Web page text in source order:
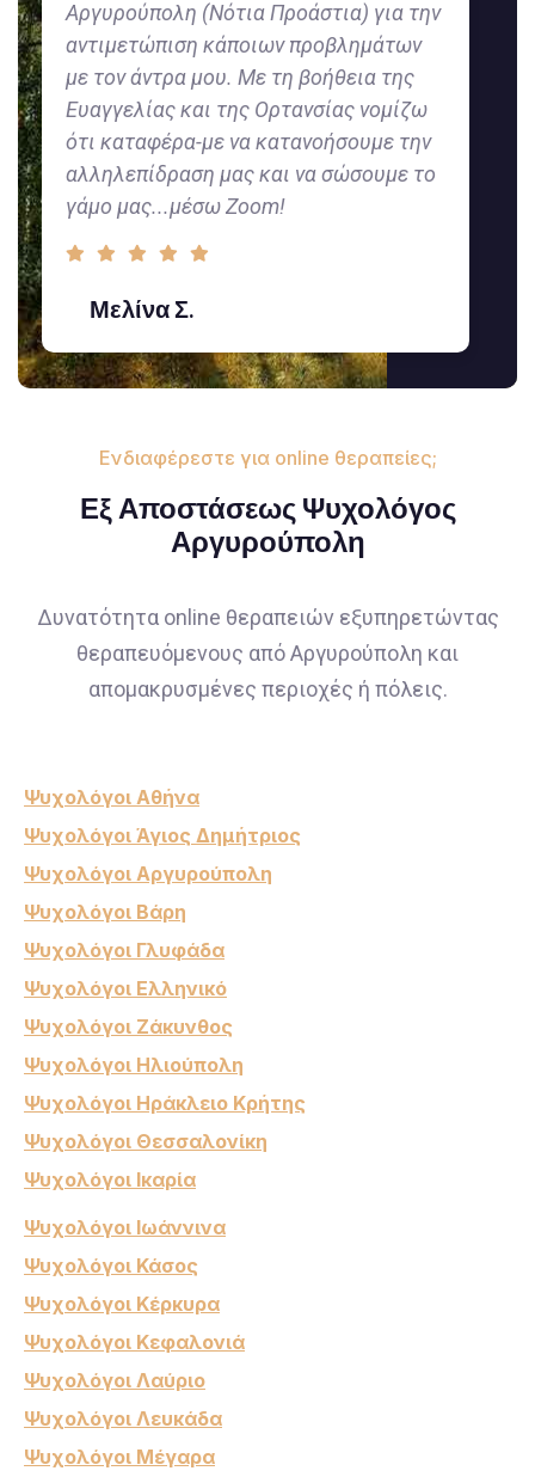
Αργυρούπολη (Νότια Προάστια) για την
αντιμετώπιση κάποιων προβλημάτων
με τον άντρα μου. Με τη βοήθεια της
Ευαγγελίας και της Ορτανσίας νομίζω
ότι καταφέρα-με να κατανοήσουμε την
αλληλεπίδραση μας και να σώσουμε το
γάμο μας...μέσω Zoom!
Μελίνα Σ.
Ενδιαφέρεστε για online θεραπείες;
Εξ Αποστάσεως Ψυχολόγος
Αργυρούπολη
Δυνατότητα online θεραπειών εξυπηρετώντας
θεραπευόμενους από Αργυρούπολη και
απομακρυσμένες περιοχές ή πόλεις.
Ψυχολόγοι Αθήνα
Ψυχολόγοι Άγιος Δημήτριος
Ψυχολόγοι Αργυρούπολη
Ψυχολόγοι Βάρη
Ψυχολόγοι Γλυφάδα
Ψυχολόγοι Ελληνικό
Ψυχολόγοι Ζάκυνθος
Ψυχολόγοι Ηλιούπολη
Ψυχολόγοι Ηράκλειο Κρήτης
Ψυχολόγοι Θεσσαλονίκη
Ψυχολόγοι Ικαρία
Ψυχολόγοι Ιωάννινα
Ψυχολόγοι Κάσος
Ψυχολόγοι Κέρκυρα
Ψυχολόγοι Κεφαλονιά
Ψυχολόγοι Λαύριο
Ψυχολόγοι Λευκάδα
Ψυχολόγοι Μέγαρα